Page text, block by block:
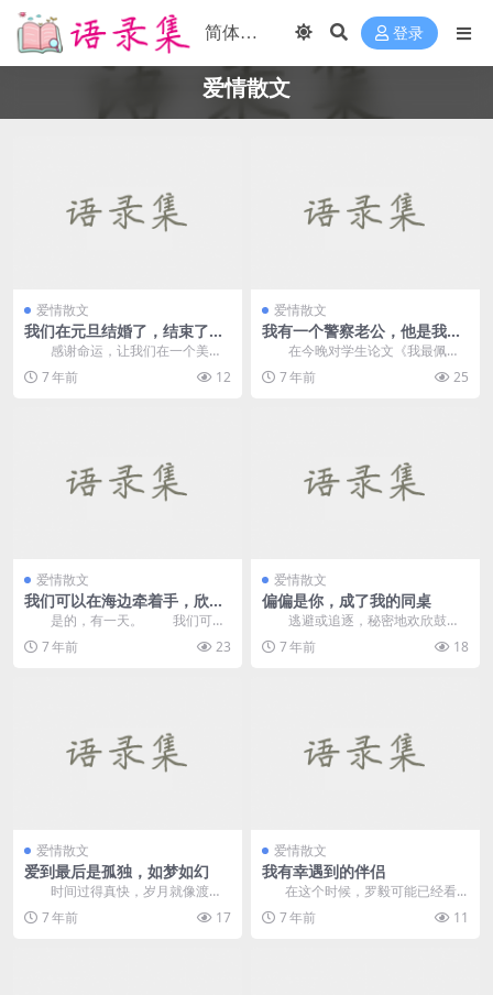
登录
爱情散文
爱情散文
我们在元旦结婚了，结束了六
年的爱情长跑
感谢命运，让我们在一个美丽
的校园里相遇。经过六年的爱，我
们在1988年的元旦...
7 年前 12
爱情散文
我有一个警察老公，他是我的
骄傲
在今晚对学生论文《我最佩服
的人》的评论中，一名学生写道：
“我最敬...
7 年前 25
爱情散文
我们可以在海边牵着手，欣赏
天水一色
是的，有一天。 我们可以
并排走路，一起看天空。 好
吧，我必须选择离你...
7 年前 23
爱情散文
偏偏是你，成了我的同桌
逃避或追逐，秘密地欢欣鼓舞
或暗中思念，或许我们每个人都生
活在那个人的光下，但...
7 年前 18
爱情散文
爱到最后是孤独，如梦如幻
时间过得真快，岁月就像渡
轮。在开放和关闭一小时后，我也
跑了四次。天气太快太快...
7 年前 17
爱情散文
我有幸遇到的伴侣
在这个时候，罗毅可能已经看...
7 年前
11